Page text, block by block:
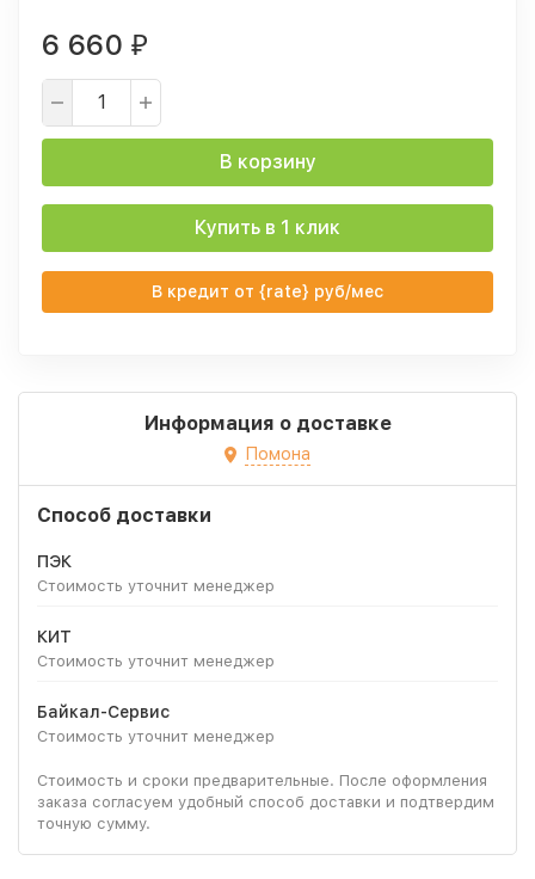
6 660 ₽
В корзину
Купить в 1 клик
В кредит от {rate} руб/мес
Информация о доставке
Помона
Способ доставки
ПЭК
Стоимость уточнит менеджер
КИТ
Стоимость уточнит менеджер
Байкал-Сервис
Стоимость уточнит менеджер
Стоимость и сроки предварительные. После оформления
заказа согласуем удобный способ доставки и подтвердим
точную сумму.